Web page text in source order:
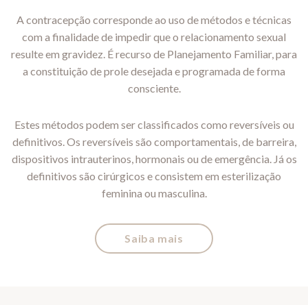
A contracepção corresponde ao uso de métodos e técnicas
com a finalidade de impedir que o relacionamento sexual
resulte em gravidez. É recurso de Planejamento Familiar, para
a constituição de prole desejada e programada de forma
consciente.
Estes métodos podem ser classificados como reversíveis ou
definitivos. Os reversíveis são comportamentais, de barreira,
dispositivos intrauterinos, hormonais ou de emergência. Já os
definitivos são cirúrgicos e consistem em esterilização
feminina ou masculina.
Saiba mais